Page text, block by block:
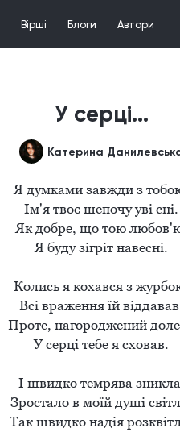
Вірші Блоги Автори
У серці...
Катерина
Я думками завжди з
Ім'я твоє шепочу уві сні.
Як добре, що тою
Я буду зігріт навесні.
Колись я кохався з
Всі враження їй
Проте, нагороджений
У серці тебе я сховав.
І швидко темрява
Зростало в моїй душі
Так швидко надія